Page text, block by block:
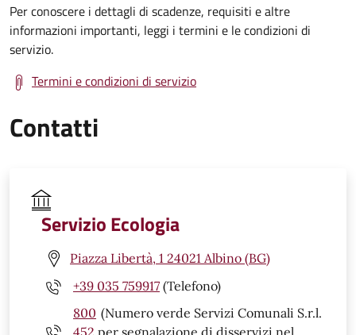
Per conoscere i dettagli di scadenze, requisiti e altre
informazioni importanti, leggi i termini e le condizioni di
servizio.
Termini e condizioni di servizio
Contatti
Servizio Ecologia
Piazza Libertà, 1 24021 Albino (BG)
+39 035 759917 (Telefono)
800
452
(Numero verde Servizi Comunali S.r.l.
per segnalazione di disservizi nel